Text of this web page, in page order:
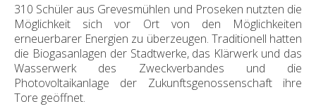
310 Schüler aus Grevesmühlen und Proseken nutzten die
Möglichkeit sich vor Ort von den Möglichkeiten
erneuerbarer Energien zu überzeugen. Traditionell hatten
die Biogasanlagen der Stadtwerke, das Klärwerk und das
Wasserwerk des Zweckverbandes und die
Photovoltaikanlage der Zukunftsgenossenschaft ihre
Tore geöffnet.